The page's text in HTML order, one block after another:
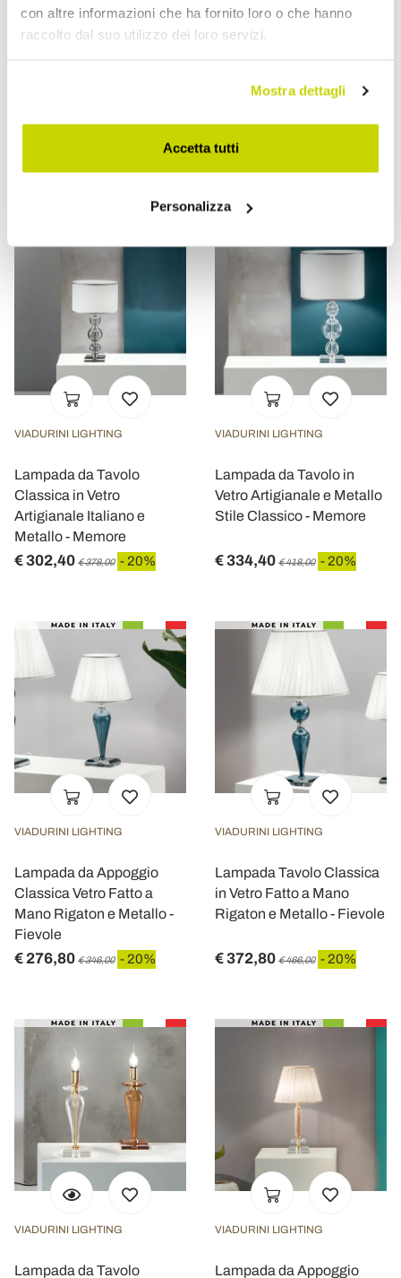
con altre informazioni che ha fornito loro o che hanno
raccolto dal suo utilizzo dei loro servizi.
Mostra dettagli
Accetta tutti
Personalizza
VIADURINI LIGHTING VIADURINI LIGHTING
Classica Fatta a Mano in
VIADURINI LIGHTING
Lampada da Tavolo
Classica in Vetro
Artigianale Italiano e
Metallo - Memore
€ 302,40 € 378,00 - 20%
VIADURINI LIGHTING
Lampada da Tavolo in
Vetro Artigianale e Metallo
Stile Classico - Memore
€ 334,40 € 418,00 - 20%
VIADURINI LIGHTING
Lampada da Appoggio
Classica Vetro Fatto a
Mano Rigaton e Metallo -
Fievole
€ 276,80 € 346,00 - 20%
VIADURINI LIGHTING
Lampada Tavolo Classica
in Vetro Fatto a Mano
Rigaton e Metallo - Fievole
€ 372,80 € 466,00 - 20%
VIADURINI LIGHTING
Lampada da Tavolo
VIADURINI LIGHTING
Lampada da Appoggio